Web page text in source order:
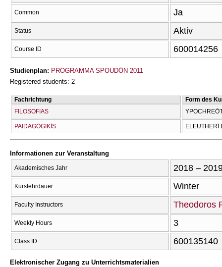
Common Ja
Status Aktiv
Course ID 600014256
Studienplan: PROGRAMMA SPOUDŌN 2011
Registered students: 2
Fachrichtung
Form des
FILOSOFIAS
PAIDAGŌGIKĪS ELEUTHERĪ
Informationen zur Veranstaltung
Akademisches Jahr 2018 –
Kurslehrdauer Winter
Faculty Instructors Theodoros
Weekly Hours 3
Class ID 600135140
Elektronischer Zugang zu Unterrichtsmaterialien